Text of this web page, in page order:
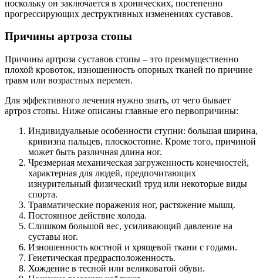
поскольку он заключается в хронических, постепенно
прогрессирующих деструктивных изменениях суставов.
Причины артроза стопы
Причины артроза суставов стопы – это преимущественно
плохой кровоток, изношенность опорных тканей по причине
травм или возрастных перемен.
Для эффективного лечения нужно знать, от чего бывает
артроз стопы. Ниже описаны главные его первопричины:
Индивидуальные особенности ступни: большая ширина,
кривизна пальцев, плоскостопие. Кроме того, причиной
может быть различная длина ног.
Чрезмерная механическая загруженность конечностей,
характерная для людей, предпочитающих
изнурительный физический труд или некоторые виды
спорта.
Травматические поражения ног, растяжение мышц.
Постоянное действие холода.
Слишком большой вес, усиливающий давление на
суставы ног.
Изношенность костной и хрящевой ткани с годами.
Генетическая предрасположенность.
Хождение в тесной или великоватой обуви.